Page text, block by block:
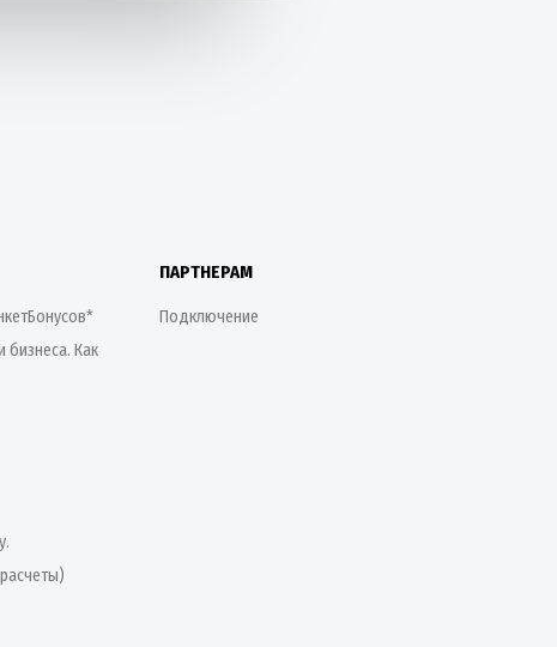
бизнеса. Как
ПАРТНЕРАМ
Подключение